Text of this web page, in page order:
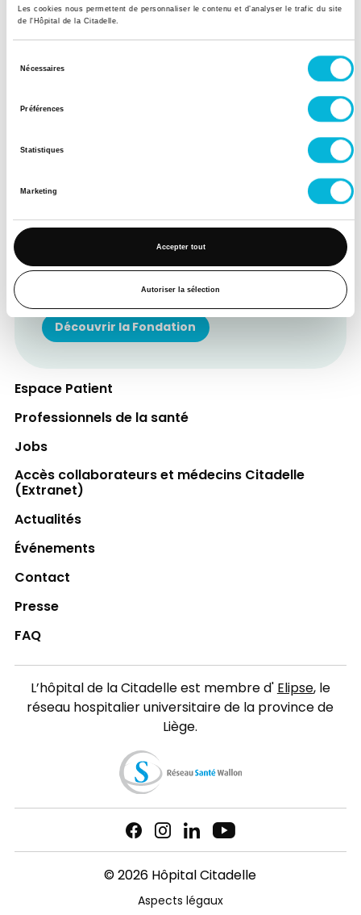
Les cookies nous permettent de personnaliser le contenu et d’analyser le trafic du site
de l'Hôpital de la Citadelle.
Nécessaires
Préférences
Statistiques
Marketing
Accepter tout
Autoriser la sélection
Retour à tous nos spécialistes
Soutenez notre Fondation
Votre don à la Fondation permet de
financer des projets qui améliorent
directement le bien-être des patients et
Découvrir la Fondation
Espace Patient
Professionnels de la santé
Jobs
Accès collaborateurs et médecins Citadelle
(Extranet)
Actualités
Événements
Contact
Presse
FAQ
L’hôpital de la Citadelle est membre d'Elipse, le
réseau hospitalier universitaire de la province de
Liège.
© 2026 Hôpital Citadelle
Aspects légaux